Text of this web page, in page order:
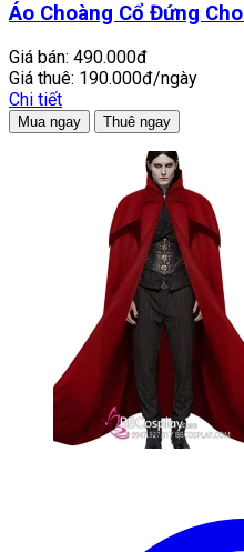
Áo Choàng Cổ Đứng
Giá bán: 490.000đ
Giá thuê: 190.000đ/ngày
Chi tiết
Mua ngay Thuê ngay